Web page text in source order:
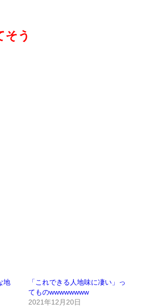
そう
地
「これできる人地味に凄い」っ
てものwwwwwwww
2021年12月20日